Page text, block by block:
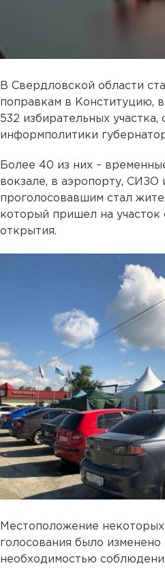
В Свердловской области
поправкам в Конституцию,
532 избирательных
информполитики
Более 40 из них –
вокзале, в аэропорту, СИЗО
проголосовавшим стал
который пришел на участок
открытия.
Местоположение некоторых
голосования было изменено
необходимостью